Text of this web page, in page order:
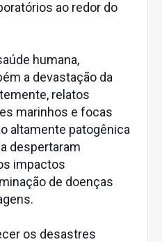
ao redor do
humana,
a devastação da
relatos
marinhos e focas
altamente patogênica
despertaram
impactos
de doenças
os desastres